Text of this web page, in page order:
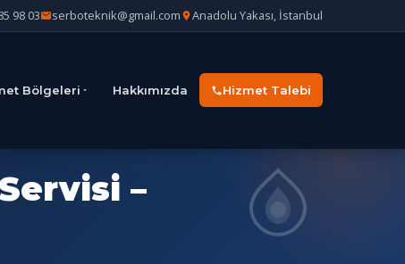
98 03 serboteknik@gmail.com Anadolu Yakası, İstanbul
Bölgeleri Hakkımızda Hizmet Talebi
–